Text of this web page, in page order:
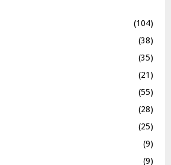
(104)
(38)
(35)
(21)
(55)
(28)
(25)
(9)
(9)